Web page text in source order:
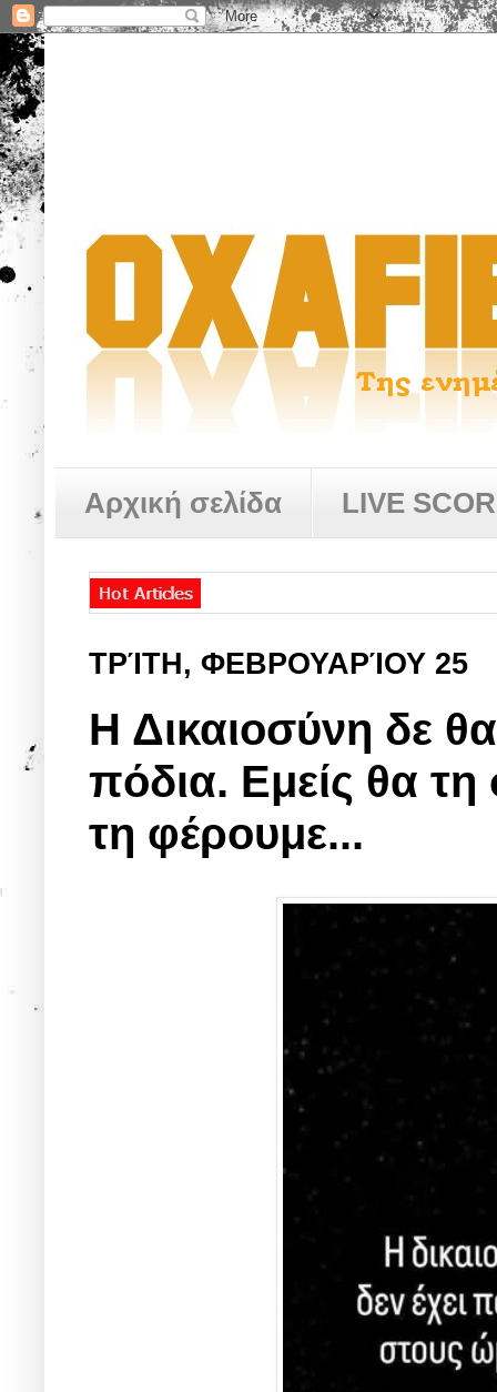
Αρχική σελίδα LIVE
ΤΡΊΤΗ, ΦΕΒΡΟΥΑΡΊΟΥ 25
Η Δικαιοσύνη δε
πόδια. Εμείς θα
τη φέρουμε...